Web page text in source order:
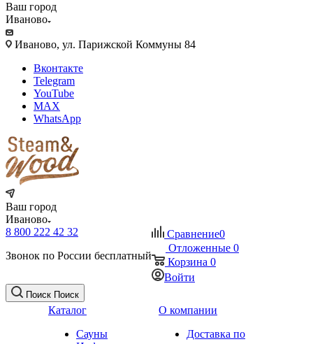
Ваш город
Иваново
Иваново, ул. Парижской Коммуны 84
Вконтакте
Telegram
YouTube
MAX
WhatsApp
Ваш город
Иваново
8 800 222 42 32
Звонок по России бесплатный
Сравнение0
Отложенные 0
Корзина 0
Войти
Поиск Поиск
Каталог
Сауны
О компании
Доставка по